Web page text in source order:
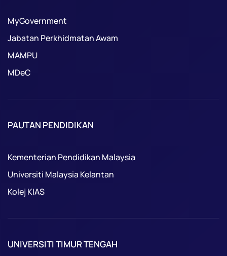
MyGovernment
Jabatan Perkhidmatan Awam
MAMPU
MDeC
PAUTAN PENDIDIKAN
Kementerian Pendidikan Malaysia
Universiti Malaysia Kelantan
Kolej KIAS
UNIVERSITI TIMUR TENGAH